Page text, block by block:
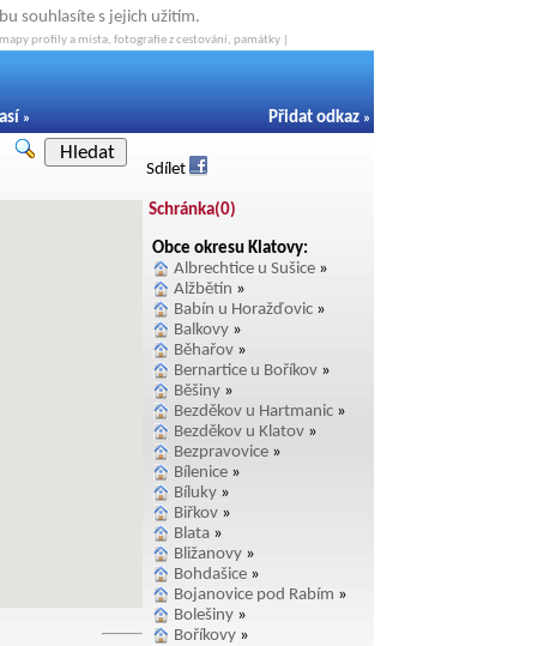
souhlasíte s jejich užitím.
profily a místa, fotografie z cestování, památky |
» Přidat odkaz »
Hledat
Sdílet
Schránka(0)
Obce okresu Klatovy:
Albrechtice u Sušice »
Alžbětín »
Babín u Horažďovic »
Balkovy »
Běhařov »
Bernartice u Boříkov »
Běšiny »
Bezděkov u Hartmanic »
Bezděkov u Klatov »
Bezpravovice »
Bílenice »
Bíluky »
Biřkov »
Blata »
Bližanovy »
Bohdašice »
Bojanovice pod Rabím »
Bolešiny »
Boříkovy »